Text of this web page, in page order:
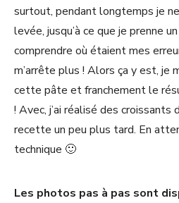
surtout, pendant longtemps je
levée, jusqu’à ce que je prenne
comprendre où étaient mes
m’arrête plus ! Alors ça y est, je
cette pâte et franchement le
! Avec, j’ai réalisé des croissants
recette un peu plus tard. En
technique 🙂
Les photos pas à pas sont